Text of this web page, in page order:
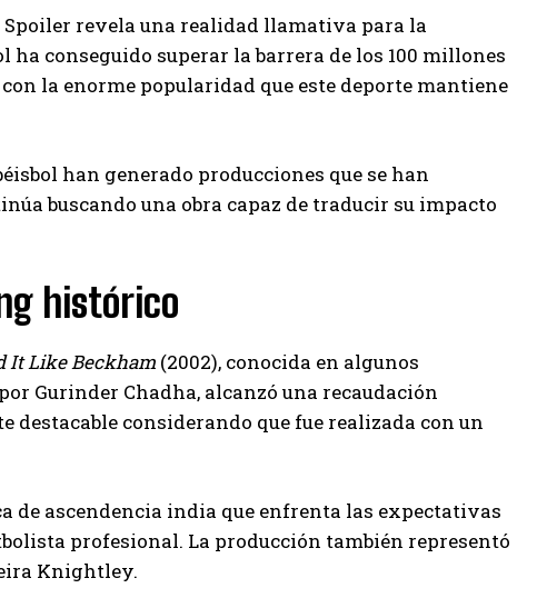
de
revela una realidad llamativa para la
conseguido superar la barrera de los 100 millones
la enorme popularidad que este deporte mantiene
han generado producciones que se han
buscando una obra capaz de traducir su impacto
histórico
It Like Beckham (2002), conocida en algunos
Gurinder Chadha, alcanzó una recaudación
destacable considerando que fue realizada con un
de ascendencia india que enfrenta las expectativas
profesional. La producción también representó
Knightley.